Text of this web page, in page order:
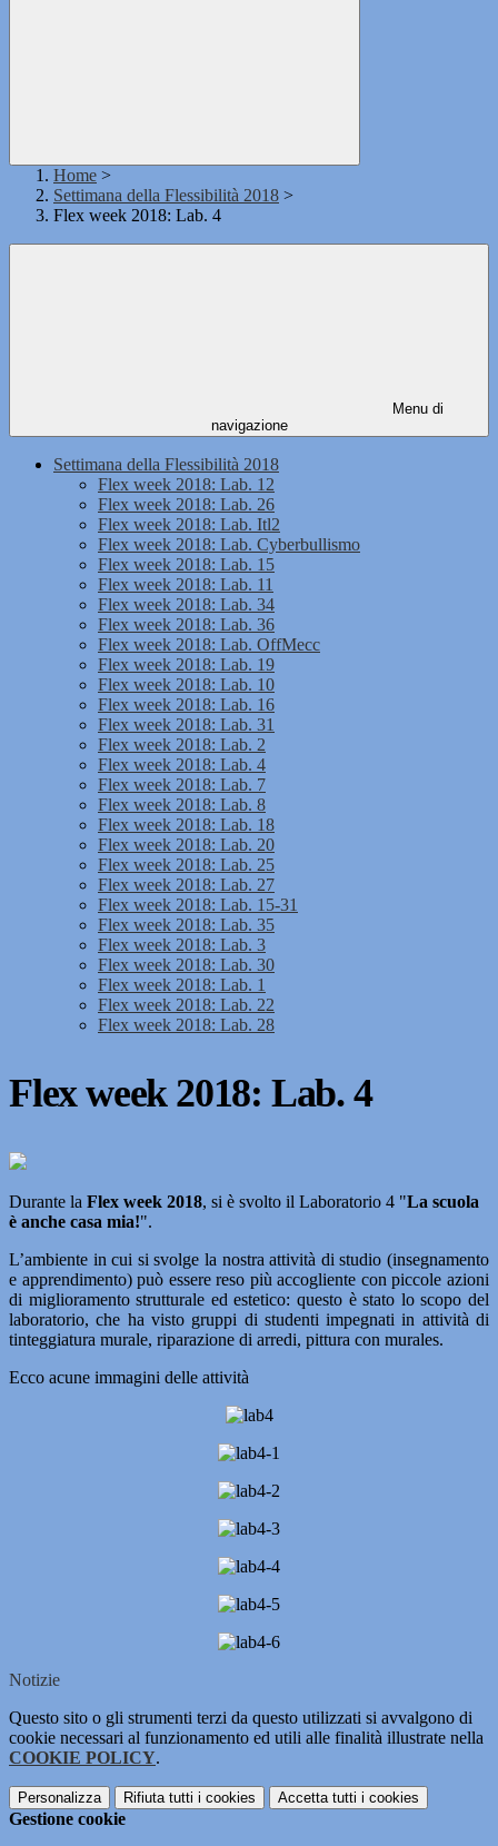
Home >
Settimana della Flessibilità 2018 >
Flex week 2018: Lab. 4
Menu di
navigazione
Settimana della Flessibilità 2018
Flex week 2018: Lab. 12
Flex week 2018: Lab. 26
Flex week 2018: Lab. Itl2
Flex week 2018: Lab. Cyberbullismo
Flex week 2018: Lab. 15
Flex week 2018: Lab. 11
Flex week 2018: Lab. 34
Flex week 2018: Lab. 36
Flex week 2018: Lab. OffMecc
Flex week 2018: Lab. 19
Flex week 2018: Lab. 10
Flex week 2018: Lab. 16
Flex week 2018: Lab. 31
Flex week 2018: Lab. 2
Flex week 2018: Lab. 4
Flex week 2018: Lab. 7
Flex week 2018: Lab. 8
Flex week 2018: Lab. 18
Flex week 2018: Lab. 20
Flex week 2018: Lab. 25
Flex week 2018: Lab. 27
Flex week 2018: Lab. 15-31
Flex week 2018: Lab. 35
Flex week 2018: Lab. 3
Flex week 2018: Lab. 30
Flex week 2018: Lab. 1
Flex week 2018: Lab. 22
Flex week 2018: Lab. 28
Flex week 2018: Lab. 4
Durante la Flex week 2018, si è svolto il Laboratorio 4 "La scuola
è anche casa mia!".
L’ambiente in cui si svolge la nostra attività di studio (insegnamento
e apprendimento) può essere reso più accogliente con piccole azioni
di miglioramento strutturale ed estetico: questo è stato lo scopo del
laboratorio, che ha visto gruppi di studenti impegnati in attività di
tinteggiatura murale, riparazione di arredi, pittura con murales.
Ecco acune immagini delle attività
Notizie
Questo sito o gli strumenti terzi da questo utilizzati si avvalgono di
cookie necessari al funzionamento ed utili alle finalità illustrate nella
COOKIE POLICY.
Personalizza Rifiuta tutti i cookies Accetta tutti i cookies
Gestione cookie